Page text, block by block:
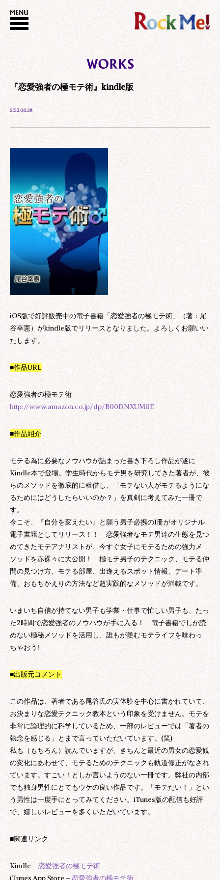
『恋愛強者の極モテ術』kindle版
2013.06.28
iOS版で好評販売中の電子書籍「恋愛強者の極モテ術」（著：尾
谷幸憲）がkindle版でリリースとなりました。よろしくお願いい
たします。
■作品URL
恋愛強者の極モテ術
http://www.amazon.co.jp/dp/B00DNXUM0E
■作品紹介
モテる為に必要なノウハウが詰まった書き下ろし作品が遂に
Kindle本で登場。学生時代からモテ男を研究してきた著者が、彼
らのメソッドを徹底的に租借し、「モテない人がモテるようにな
るためにはどうしたらいいのか？」を真剣に考えてみた一冊で
す。
今こそ、『自分を変えたい』と願う男子必携の1冊がオリジナル
電子書籍としてリリース！！ 恋愛強者なモテ男達の生態を見つ
めてきたモテアナリストが、今すぐ女子にモテるための強力メ
ソッドを赤裸々に大公開！ 極モテ男子のテクニック、モテる仲
間の見つけ方、モテる部屋、出逢えるスポット情報、デート準
備、おもちかえりの方法など超実践的なメソッドが満載です。
いまいち自信が持てない男子も学業・仕事で忙しい男子も、たっ
た2時間で恋愛強者のノウハウが手に入る！ 電子書籍でしか読
めない極秘メソッドを活用し、誰もが羨むモテライフを味わっ
ちゃおう!
■出版元コメント
この作品は、著者である尾谷氏の実体験を中心に書かれていて、
お決まりな恋愛テクニック教本という印象を受けません。モテを
非常に論理的に科学しているため、一部のレビューでは「著者の
執念を感じる」とまで言っていただいています。(笑)
私も（もちろん）読んでいますが、きちんと最近の男女の恋愛観
の変化にあわせて、モテるためのテクニックも軌道修正がなされ
ています。すごい！としか言いようのない一冊です。弊社の内部
でも独身男性にとてもウケの良い作品です。「モテたい！」とい
う男性は一度手にとってみてください。iTunes版の配信も好評
で、嬉しいレビューを多くいただいています。
■関連リンク
Kindle –恋愛強者の極モテ術
iTunes App Store –恋愛強者の極モテ術